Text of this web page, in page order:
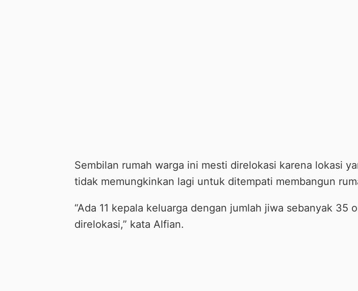
Sembilan rumah warga ini mesti direlokasi karena lokasi
tidak memungkinkan lagi untuk ditempati membangun
“Ada 11 kepala keluarga dengan jumlah jiwa sebanyak 35
direlokasi,” kata Alfian.